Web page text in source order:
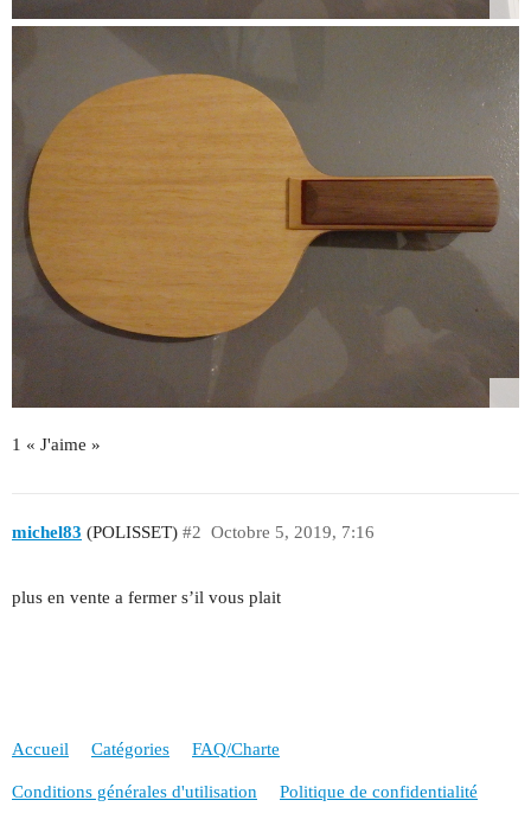
1 « J'aime »
michel83 (POLISSET) Octobre 5, 2019, 7:16
#2
plus en vente a fermer s’il vous plait
Accueil Catégories FAQ/Charte
Conditions générales d'utilisation Politique de confidentialité